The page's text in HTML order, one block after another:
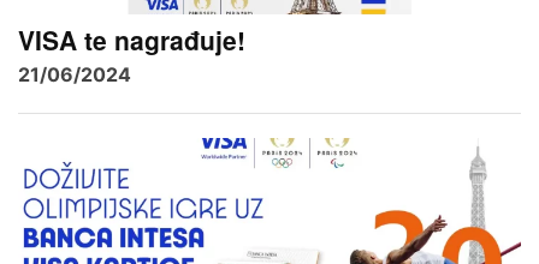
VISA te nagrađuje!
21/06/2024